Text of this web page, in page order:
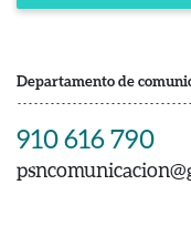
Departamento de
910 616 790